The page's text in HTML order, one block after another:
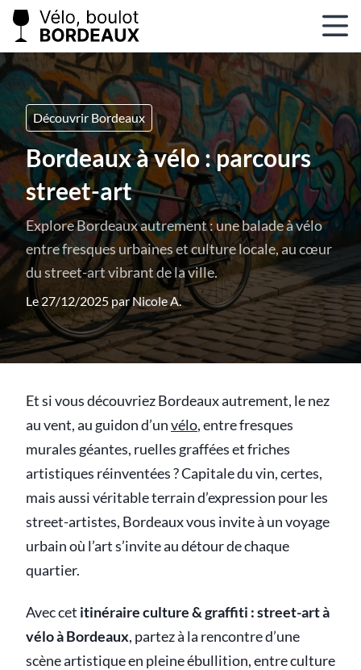
Découvrir Bordeaux
Bordeaux à vélo : parcours
street-art
Explore Bordeaux autrement : une balade à vélo
entre fresques urbaines et culture locale, au cœur
du street-art vibrant de la ville.
Le 27/12/2025 parNicole A.
Et si vous découvriez Bordeaux autrement, le nez
au vent, au guidon d’unvélo, entre fresques
murales géantes, ruelles graffées et friches
artistiques réinventées ? Capitale du vin, certes,
mais aussi véritable terrain d’expression pour les
street-artistes, Bordeaux vous invite à un voyage
urbain où l’art s’invite au détour de chaque
quartier.
Avec cet itinéraire culture & graffiti : street-art à
vélo à Bordeaux, partez à la rencontre d’une
scène artistique en pleine ébullition, entre culture